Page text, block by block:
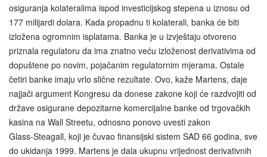
osiguranja kolateralima ispod investicijskog stepena u iznosu od
177 milijardi dolara. Kada propadnu ti kolaterali, banka će biti
izložena ogromnim isplatama. Banka je u izvještaju otvoreno
priznala regulatoru da ima znatno veću izloženost derivativima od
dopuštene po novim, pojačanim regulatornim mjerama. Ostale
četiri banke imaju vrlo slične rezultate. Ovo, kaže Martens, daje
najjači argument Kongresu da donese zakone koji će razdvojiti od
države osigurane depozitarne komercijalne banke od trgovačkih
kasina na Wall Streetu, odnosno ponovo uvesti zakon
Glass‑Steagall, koji je čuvao finansijski sistem SAD 66 godina, sve
do ukidanja 1999. Martens je dala ukupnu vrijednost derivativnih